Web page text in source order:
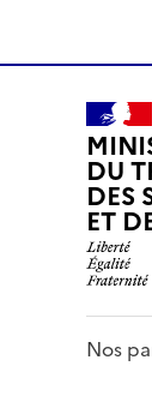
DU
DES
ET
Nos